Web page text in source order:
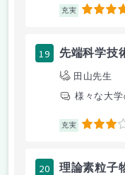
充実 4
19 先端科学技
田山先生
様々な大
充実 3
20 理論素粒子